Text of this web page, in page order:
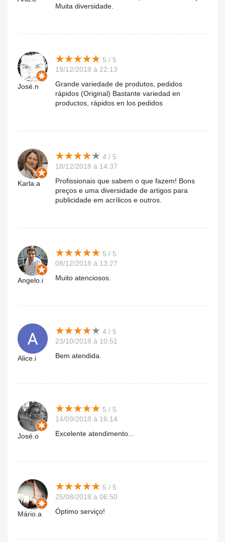
Muita diversidade.
José.n
★★★★★
★★★★★ 5 / 5
19/12/2018 à 22:13
Grande variedade de produtos, pedidos
rápidos (Original) Bastante variedad en
productos, rápidos en los pedidos
Karla.a
★★★★★
★★★★★ 4 / 5
18/12/2018 à 14:37
Profissionais que sabem o que fazem! Bons
preços e uma diversidade de artigos para
publicidade em acrílicos e outros.
Angelo.i
★★★★★
★★★★★ 5 / 5
08/12/2018 à 13:27
Muito atenciosos.
Alice.i
★★★★★
★★★★★ 4 / 5
23/10/2018 à 10:51
Bem atendida.
José.o
★★★★★
★★★★★ 5 / 5
14/09/2018 à 16:14
Excelente atendimento...
Mário.a
★★★★★
★★★★★ 5 / 5
25/08/2018 à 06:50
Óptimo serviço!